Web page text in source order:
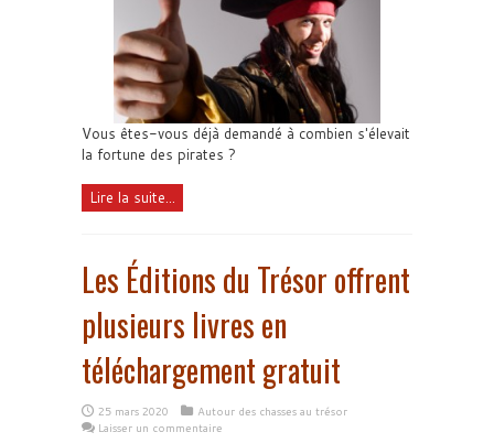
Vous êtes-vous déjà demandé à combien s'élevait
la fortune des pirates ?
Lire la suite...
Les Éditions du Trésor offrent
plusieurs livres en
téléchargement gratuit
25 mars 2020
Autour des chasses au trésor
Laisser un commentaire